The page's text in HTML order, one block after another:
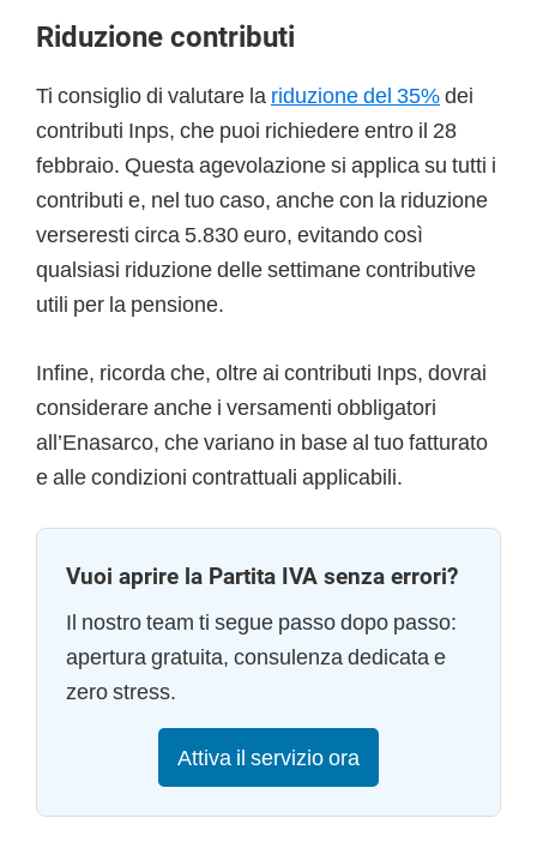
Riduzione contributi
Ti consiglio di valutare la riduzione del 35%dei
contributi Inps, che puoi richiedere entro il 28
febbraio. Questa agevolazione si applica su tutti i
contributi e, nel tuo caso, anche con la riduzione
verseresti circa 5.830 euro, evitando così
qualsiasi riduzione delle settimane contributive
utili per la pensione.
Infine, ricorda che, oltre ai contributi Inps, dovrai
considerare anche i versamenti obbligatori
all’Enasarco, che variano in base al tuo fatturato
e alle condizioni contrattuali applicabili.
Vuoi aprire la Partita IVA senza errori?
Il nostro team ti segue passo dopo passo:
apertura gratuita, consulenza dedicata e
zero stress.
Attiva il servizio ora